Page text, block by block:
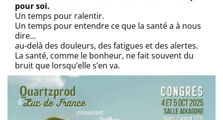
pour soi.
Un temps pour ralentir.
Un temps pour entendre ce que la santé a à nous
dire…
au-delà des douleurs, des fatigues et des alertes.
La santé, comme le bonheur, ne fait souvent du
bruit que lorsqu’elle s’en va.